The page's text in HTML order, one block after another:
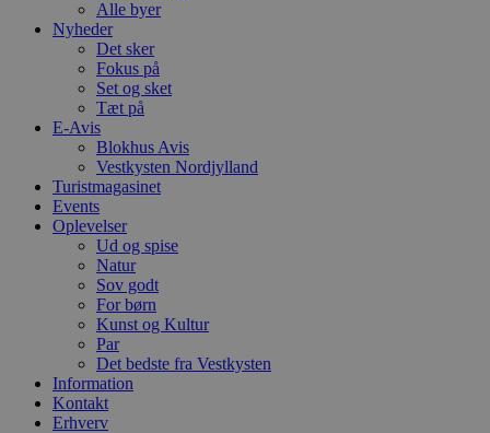
Alle byer
Nyheder
Det sker
Fokus på
Set og sket
Tæt på
E-Avis
Blokhus Avis
Vestkysten Nordjylland
Turistmagasinet
Events
Oplevelser
Ud og spise
Natur
Sov godt
For børn
Kunst og Kultur
Par
Det bedste fra Vestkysten
Information
Kontakt
Erhverv